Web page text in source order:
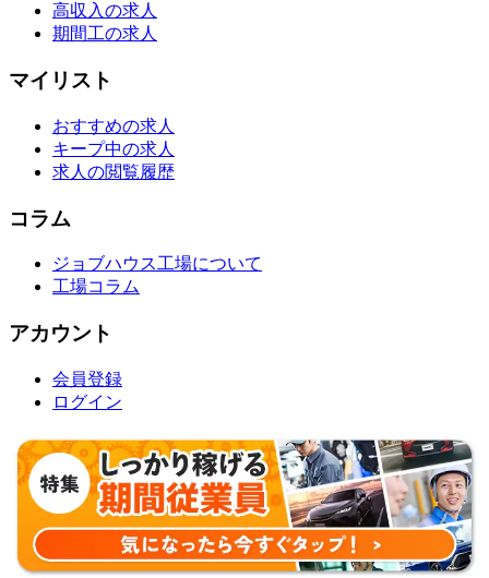
高収入の求人
期間工の求人
マイリスト
おすすめの求人
キープ中の求人
求人の閲覧履歴
コラム
ジョブハウス工場について
工場コラム
アカウント
会員登録
ログイン